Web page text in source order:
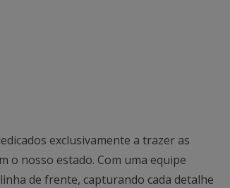
exclusivamente a trazer as
o nosso estado. Com uma equipe
de frente, capturando cada detalhe